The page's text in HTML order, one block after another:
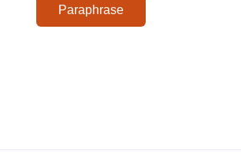
Paraphrase